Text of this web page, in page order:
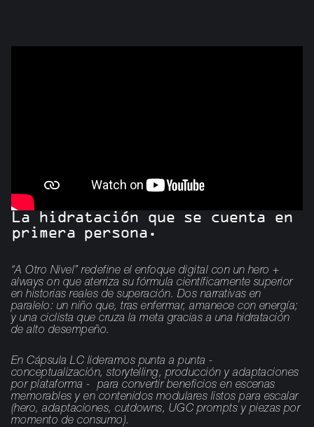
La hidratación que se cuenta en
primera persona.
“A Otro Nivel” redefine el enfoque digital con un hero +
always on que aterriza su fórmula científicamente superior
en historias reales de superación. Dos narrativas en
paralelo: un niño que, tras enfermar, amanece con energía;
y una ciclista que cruza la meta gracias a una hidratación
de alto desempeño.
En Cápsula LC lideramos punta a punta -
conceptualización, storytelling, producción y adaptaciones
por plataforma - para convertir beneficios en escenas
memorables y en contenidos modulares listos para escalar
(hero, adaptaciones, cutdowns, UGC prompts y piezas por
momento de consumo).